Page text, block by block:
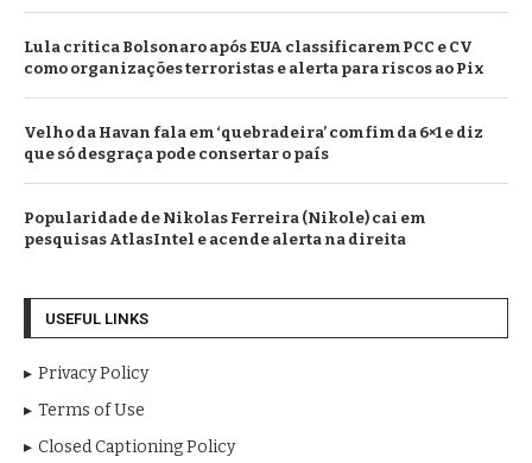
Lula critica Bolsonaro após EUA classificarem PCC e CV
como organizações terroristas e alerta para riscos ao Pix
Velho da Havan fala em ‘quebradeira’ com fim da 6×1 e diz
que só desgraça pode consertar o país
Popularidade de Nikolas Ferreira (Nikole) cai em
pesquisas AtlasIntel e acende alerta na direita
USEFUL LINKS
Privacy Policy
Terms of Use
Closed Captioning Policy